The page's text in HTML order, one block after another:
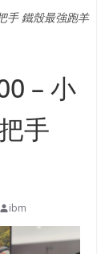
手 鐵殼最強跑羊
– 小
手
ibm